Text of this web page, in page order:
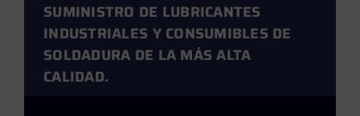
SUMINISTRO DE LUBRICANTES
INDUSTRIALES Y CONSUMIBLES DE
SOLDADURA DE LA MÁS ALTA
CALIDAD.